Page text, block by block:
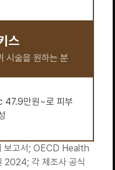
스
시술을 원하는 분
47.9만원~로 피부
보고서; OECD Health
각 제조사 공식